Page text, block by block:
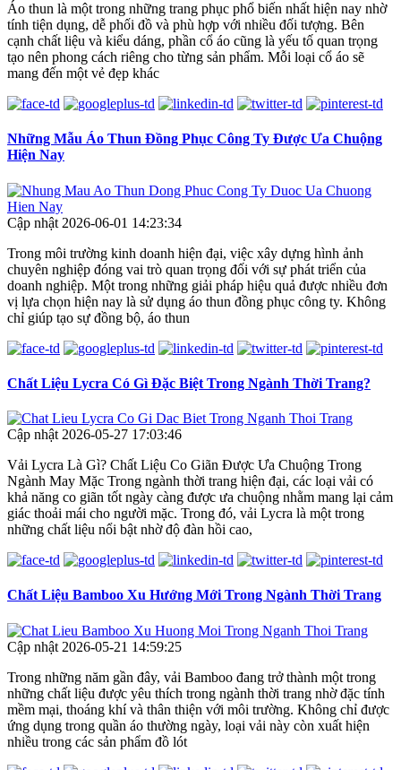
Áo thun là một trong những trang phục phổ biến nhất hiện nay nhờ
tính tiện dụng, dễ phối đồ và phù hợp với nhiều đối tượng. Bên
cạnh chất liệu và kiểu dáng, phần cổ áo cũng là yếu tố quan trọng
tạo nên phong cách riêng cho từng sản phẩm. Mỗi loại cổ áo sẽ
mang đến một vẻ đẹp khác
Những Mẫu Áo Thun Đồng Phục Công Ty Được Ưa Chuộng
Hiện Nay
Cập nhật 2026-06-01 14:23:34
Trong môi trường kinh doanh hiện đại, việc xây dựng hình ảnh
chuyên nghiệp đóng vai trò quan trọng đối với sự phát triển của
doanh nghiệp. Một trong những giải pháp hiệu quả được nhiều đơn
vị lựa chọn hiện nay là sử dụng áo thun đồng phục công ty. Không
chỉ giúp tạo sự đồng bộ, áo thun
Chất Liệu Lycra Có Gì Đặc Biệt Trong Ngành Thời Trang?
Cập nhật 2026-05-27 17:03:46
Vải Lycra Là Gì? Chất Liệu Co Giãn Được Ưa Chuộng Trong
Ngành May Mặc Trong ngành thời trang hiện đại, các loại vải có
khả năng co giãn tốt ngày càng được ưa chuộng nhằm mang lại cảm
giác thoải mái cho người mặc. Trong đó, vải Lycra là một trong
những chất liệu nổi bật nhờ độ đàn hồi cao,
Chất Liệu Bamboo Xu Hướng Mới Trong Ngành Thời Trang
Cập nhật 2026-05-21 14:59:25
Trong những năm gần đây, vải Bamboo đang trở thành một trong
những chất liệu được yêu thích trong ngành thời trang nhờ đặc tính
mềm mại, thoáng khí và thân thiện với môi trường. Không chỉ được
ứng dụng trong quần áo thường ngày, loại vải này còn xuất hiện
nhiều trong các sản phẩm đồ lót